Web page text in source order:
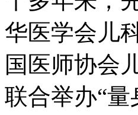
华医学会儿
国医师协会
联合举办“